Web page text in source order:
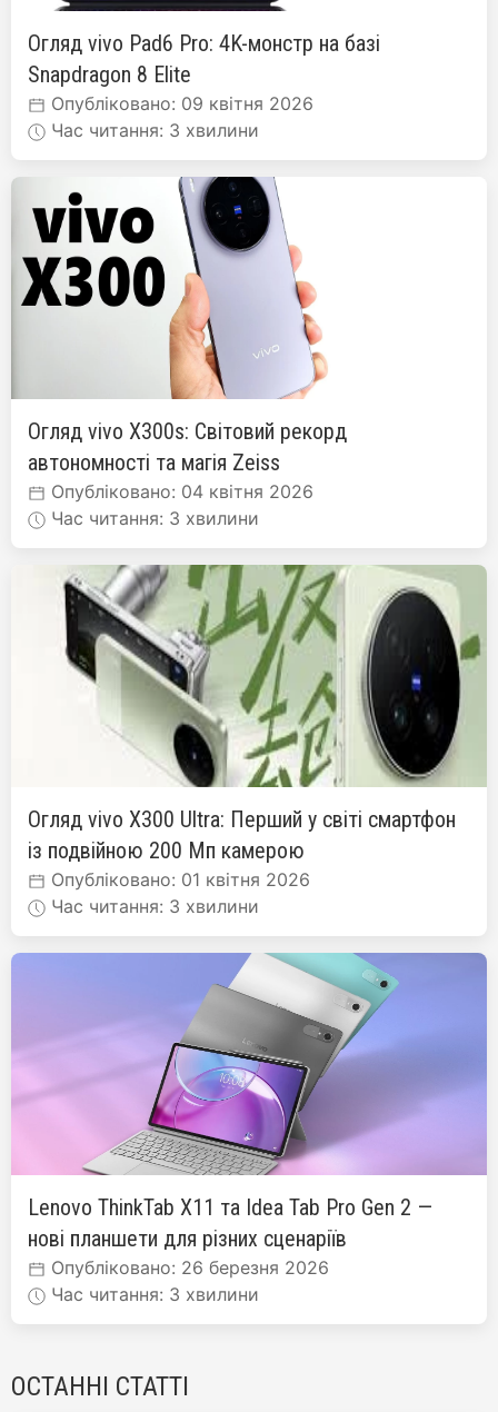
Огляд vivo Pad6 Pro: 4K-монстр на базі
Snapdragon 8 Elite
Опубліковано: 09 квітня 2026
Час читання: 3 хвилини
Огляд vivo X300s: Світовий рекорд
автономності та магія Zeiss
Опубліковано: 04 квітня 2026
Час читання: 3 хвилини
Огляд vivo X300 Ultra: Перший у світі смартфон
із подвійною 200 Мп камерою
Опубліковано: 01 квітня 2026
Час читання: 3 хвилини
Lenovo ThinkTab X11 та Idea Tab Pro Gen 2 —
нові планшети для різних сценаріїв
Опубліковано: 26 березня 2026
Час читання: 3 хвилини
ОСТАННІ СТАТТІ